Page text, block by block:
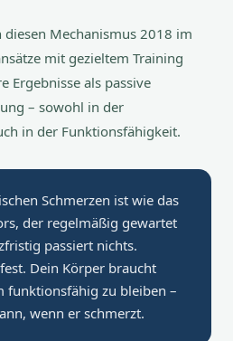
diesen Mechanismus 2018 im
mit gezieltem Training
Ergebnisse als passive
– sowohl in der
in der Funktionsfähigkeit.
Schmerzen ist wie das
der regelmäßig gewartet
passiert nichts.
Dein Körper braucht
funktionsfähig zu bleiben –
wenn er schmerzt.